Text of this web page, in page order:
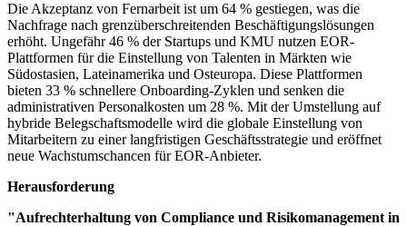
Die Akzeptanz von Fernarbeit ist um 64 % gestiegen, was die
Nachfrage nach grenzüberschreitenden Beschäftigungslösungen
erhöht. Ungefähr 46 % der Startups und KMU nutzen EOR-
Plattformen für die Einstellung von Talenten in Märkten wie
Südostasien, Lateinamerika und Osteuropa. Diese Plattformen
bieten 33 % schnellere Onboarding-Zyklen und senken die
administrativen Personalkosten um 28 %. Mit der Umstellung auf
hybride Belegschaftsmodelle wird die globale Einstellung von
Mitarbeitern zu einer langfristigen Geschäftsstrategie und eröffnet
neue Wachstumschancen für EOR-Anbieter.
Herausforderung
"Aufrechterhaltung von Compliance und Risikomanagement in